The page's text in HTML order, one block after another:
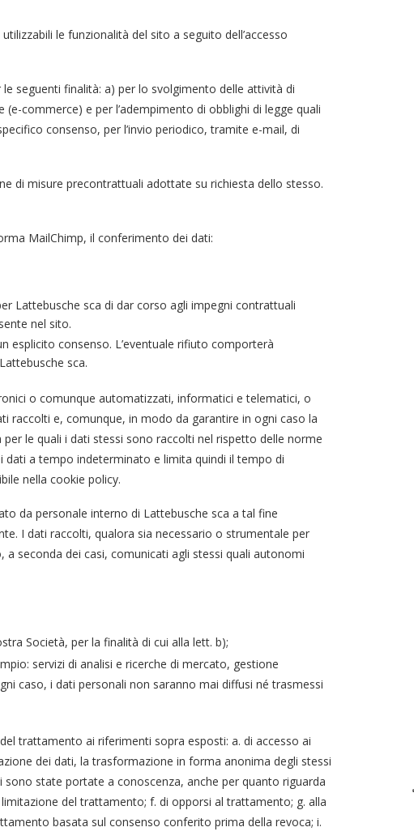
le funzionalità del sito a seguito dell’accesso
seguenti finalità: a) per lo svolgimento delle attività di
commerce) e per l’adempimento di obblighi di legge quali
consenso, per l’invio periodico, tramite e-mail, di
di misure precontrattuali adottate su richiesta dello stesso.
MailChimp, il conferimento dei dati:
Lattebusche sca di dar corso agli impegni contrattuali
nel sito.
esplicito consenso. L’eventuale rifiuto comporterà
sca.
o comunque automatizzati, informatici e telematici, o
raccolti e, comunque, in modo da garantire in ogni caso la
le quali i dati stessi sono raccolti nel rispetto delle norme
dati a tempo indeterminato e limita quindi il tempo di
nella cookie policy.
da personale interno di Lattebusche sca a tal fine
I dati raccolti, qualora sia necessario o strumentale per
seconda dei casi, comunicati agli stessi quali autonomi
Società, per la finalità di cui alla lett. b);
servizi di analisi e ricerche di mercato, gestione
caso, i dati personali non saranno mai diffusi né trasmessi
trattamento ai riferimenti sopra esposti: a. di accesso ai
dei dati, la trasformazione in forma anonima degli stessi
state portate a conoscenza, anche per quanto riguarda
del trattamento; f. di opporsi al trattamento; g. alla
basata sul consenso conferito prima della revoca; i.